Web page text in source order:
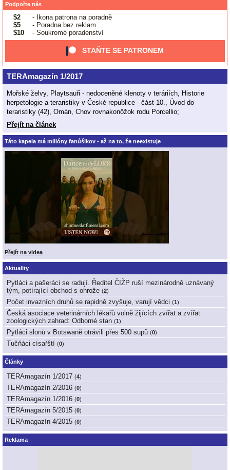
Podpořte nás
$2
- Ikona patrona na poradně
$5
- Poradna bez reklam
$10
- Soukromé poradenství
STAŇTE SE PATRONEM
TERAmagazín 1/2017
Mořské želvy, Playtsauři - nedoceněné klenoty v teráriích, Historie
herpetologie a teraristiky v České republice - část 10., Úvod do
teraristiky (42), Omán, Chov rovnakonôžok rodu Porcellio;
Přejít na článek
Táto kapela má milióny fanúšikov - až na to, že neexistuje
Přejít na videa
Aktuality
Pytláci a pašeráci se radují. Ředitel ČIŽP ruší mezinárodně uznávaný
tým, potírající obchod s ohrože (2)
Počet invazních druhů se rapidně zvyšuje, varují vědci (1 )
Česká asociace veterinárních lékařů volně žijících zvířat a zvířat
zoologických zahrad: Odborné stan (1 )
Pytláci slonů v Botswaně otrávili přes 500 supů (0)
Tučňáci císařští (0)
Články
TERAmagazín 1/2017 (4)
TERAmagazín 2/2016 (0)
TERAmagazín 1/2016 (0)
TERAmagazín 5/2015 (0)
TERAmagazín 4/2015 (0)
Reklama